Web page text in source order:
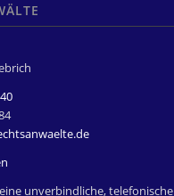
unverbindliche, telefonische